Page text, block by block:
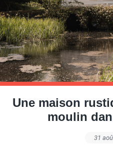
Les Trouvailles Déco Du Jour
Maison Appartement Écologique
Maison Container/container
Maison Et Appartement Vintage
Petite Surface
Piscine
Revue De Week End
Tiny
Une maison
moulin
31